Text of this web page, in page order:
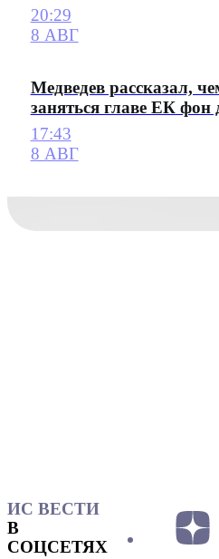
20:29
8 АВГ
Медведев рассказал,
заняться главе ЕК фон
17:43
8 АВГ
ИС ВЕСТИ
В
СОЦСЕТЯХ